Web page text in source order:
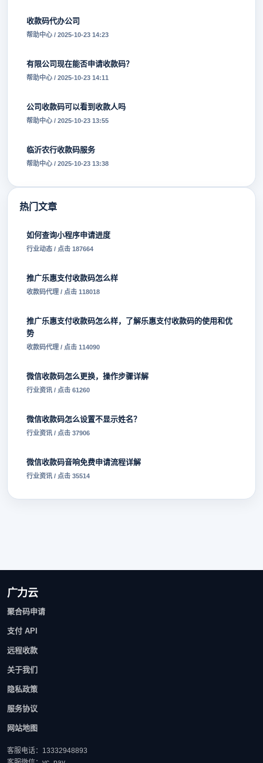
收款码代办公司
帮助中心 / 2025-10-23 14:23
有限公司现在能否申请收款码？
帮助中心 / 2025-10-23 14:11
公司收款码可以看到收款人吗
帮助中心 / 2025-10-23 13:55
临沂农行收款码服务
帮助中心 / 2025-10-23 13:38
热门文章
如何查询小程序申请进度
行业动态 / 点击 187664
推广乐惠支付收款码怎么样
收款码代理 / 点击 118018
推广乐惠支付收款码怎么样，了解乐惠支付收款码的使用和优
势
收款码代理 / 点击 114090
微信收款码怎么更换，操作步骤详解
行业资讯 / 点击 61260
微信收款码怎么设置不显示姓名？
行业资讯 / 点击 37906
微信收款码音响免费申请流程详解
行业资讯 / 点击 35514
广力云
聚合码申请
支付 API
远程收款
关于我们
隐私政策
服务协议
网站地图
客服电话：13332948893